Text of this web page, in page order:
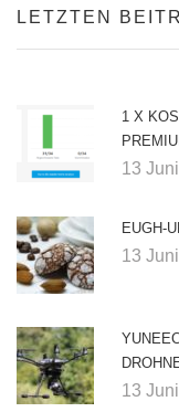
LETZTEN
1 X
13
EUGH-
13
13